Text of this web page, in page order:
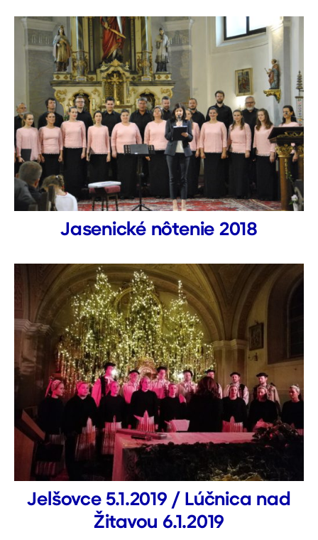
Jasenické nôtenie 2018
Jelšovce 5.1.2019 / Lúčnica nad
Žitavou 6.1.2019